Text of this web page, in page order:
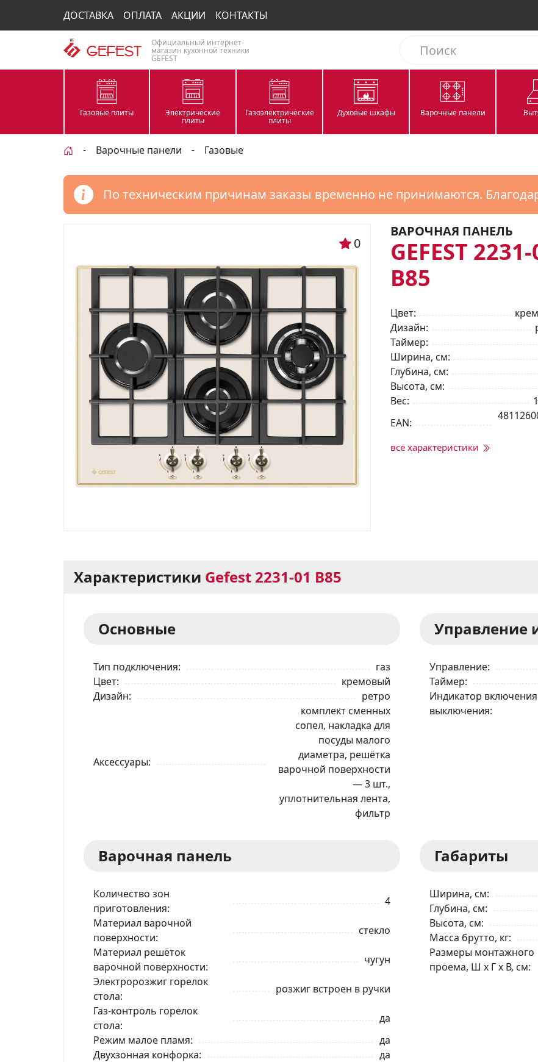
ДОСТАВКА ОПЛАТА АКЦИИ КОНТАКТЫ
Официальный интернет-
магазин кухонной техники
GEFEST
Газовые плиты Электрические
плиты
Газоэлектрические
плиты
Духовые шкафы Варочные панели
Варочные панели Газовые
По техническим причинам заказы временно не принимаются.
ВАРОЧНАЯ ПАНЕЛЬ
GEFEST 2231-
В85
Цвет
Дизайн
Таймер
Ширина, см
Глубина, см
Высота, см
Вес
EAN
все характеристики
0
Характеристики Gefest 2231-01 В85
Основные
Тип подключения
газ
Цвет
кремовый
Дизайн
ретро
Аксессуары
комплект сменных
сопел, накладка для
посуды малого
диаметра, решётка
варочной поверхности
— 3 шт.,
уплотнительная лента,
фильтр
Управление
Управление
Таймер
Индикатор
выключения
Варочная панель
Количество зон
приготовления
4
Материал варочной
поверхности
стекло
Материал решёток
варочной поверхности
чугун
Электророзжиг горелок
стола
розжиг встроен в ручки
Газ-контроль горелок
стола
да
Режим малое пламя
да
Двухзонная конфорка
да
Габариты
Ширина, см
Глубина, см
Высота, см
Масса брутто, кг
Размеры монтажного
проема, Ш x Г x В, см
Телефон
ОТПРАВИТЬ ЗАЯВКУ